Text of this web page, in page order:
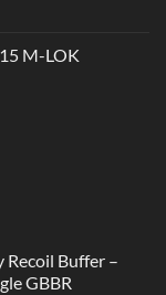
M-LOK
Recoil Buffer –
GBBR